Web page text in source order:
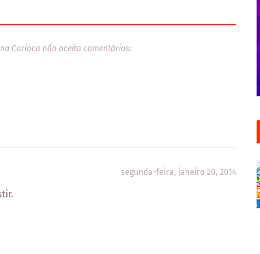
Carioca não aceita comentários:
segunda-feira, janeiro 20, 2014